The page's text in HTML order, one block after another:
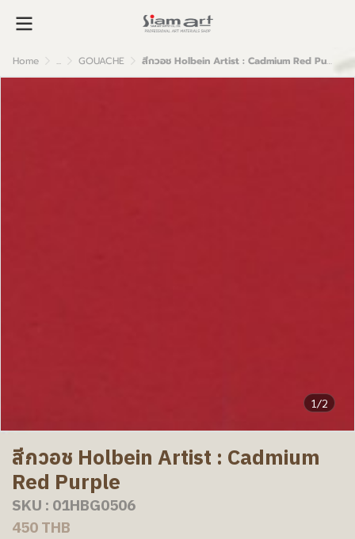
Home ... GOUACHE สีกวอช Holbein Artist : Cadmium Red Purple
1/2
สีกวอช Holbein Artist : Cadmium
Red Purple
SKU : 01HBG0506
450 THB